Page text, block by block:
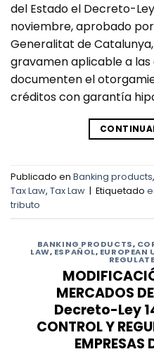
del Estado el Decreto-Ley
noviembre, aprobado
Generalitat de
gravamen aplicable a
documenten el
créditos con garantía
Publicado en Banking products,
Tax Law, Tax Law | Etiquetado
tributo
BANKING PRODUCTS,
LAW, ESPAÑOL, EUROPEAN
MERCADOS
Decreto-Ley
CONTROL Y
EMPRESAS